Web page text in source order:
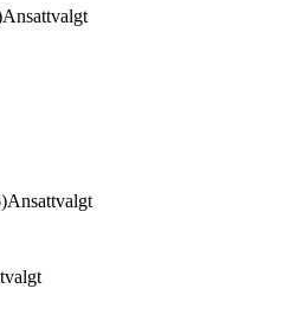
Ansattvalgt
)Ansattvalgt